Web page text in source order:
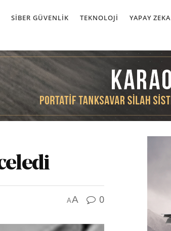
SIBER GÜVENLIK TEKNOLOJI YAPAY ZEKA
AA 0